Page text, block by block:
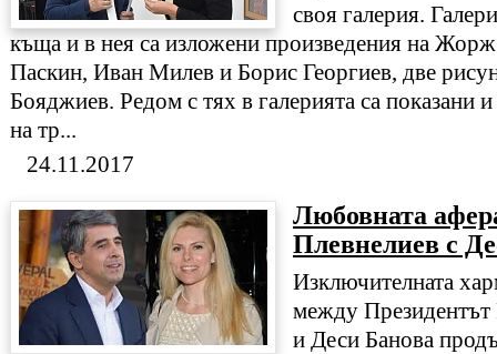
своя галерия.
къща и в нея са изложени произведения на
Паскин, Иван Милев и Борис Георгиев, две
Бояджиев. Редом с тях в галерията са показани
на тр...
24.11.2017
Любовната
Плевнелиев с
Изключителната
между Президентът
и Деси Банова